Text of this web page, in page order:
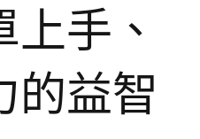
手、
的益智